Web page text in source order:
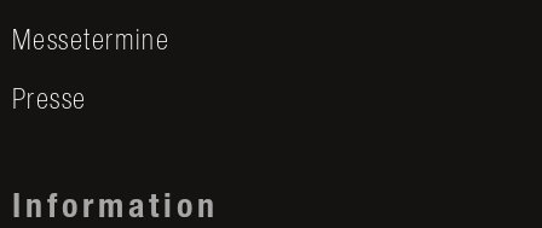
Messetermine
Presse
Information